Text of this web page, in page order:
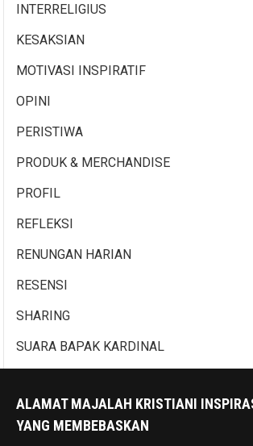
INTERRELIGIUS
KESAKSIAN
MOTIVASI INSPIRATIF
OPINI
PERISTIWA
PRODUK & MERCHANDISE
PROFIL
REFLEKSI
RENUNGAN HARIAN
RESENSI
SHARING
SUARA BAPAK KARDINAL
ALAMAT MAJALAH KRISTIANI
YANG MEMBEBASKAN